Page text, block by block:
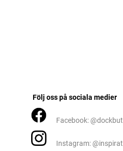
Följ oss på sociala medier
Facebook:
Instagram: